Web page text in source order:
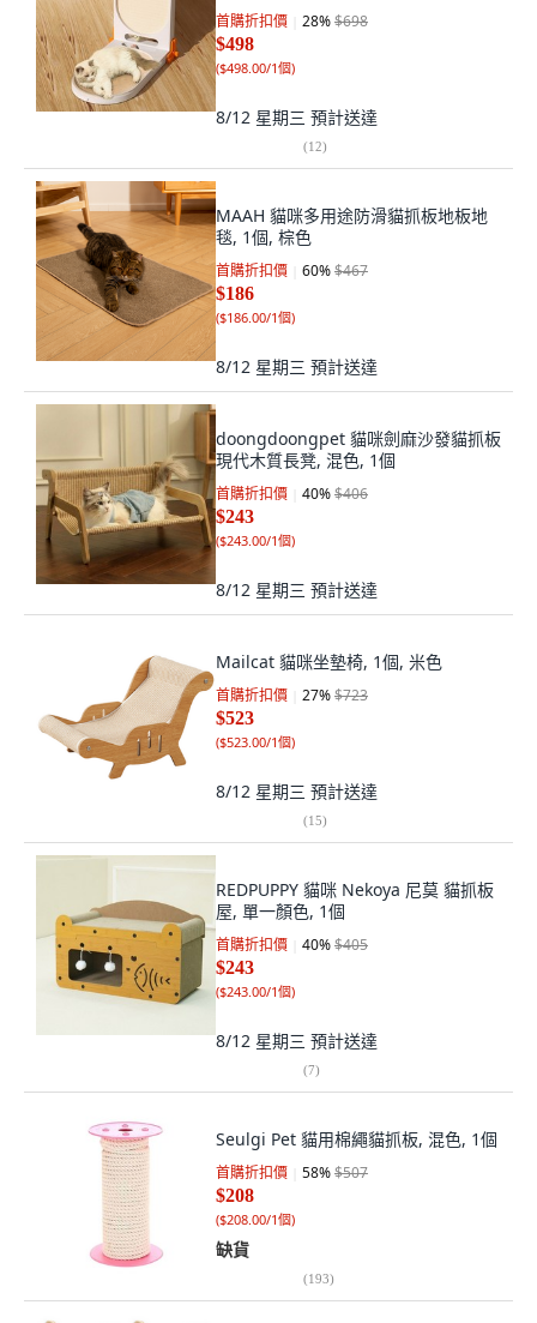
首購折扣價 28%$698
$498
($498.00/1個)
8/12 星期三 預計送達
(12)
MAAH 貓咪多用途防滑貓抓板地板地
毯, 1個, 棕色
首購折扣價 60%$467
$186
($186.00/1個)
8/12 星期三 預計送達
doongdoongpet 貓咪劍麻沙發貓抓板
現代木質長凳, 混色, 1個
首購折扣價 40%$406
$243
($243.00/1個)
8/12 星期三 預計送達
Mailcat 貓咪坐墊椅, 1個, 米色
首購折扣價 27%$723
$523
($523.00/1個)
8/12 星期三 預計送達
(15)
REDPUPPY 貓咪 Nekoya 尼莫 貓抓板
屋, 單一顏色, 1個
首購折扣價 40%$405
$243
($243.00/1個)
8/12 星期三 預計送達
(7)
Seulgi Pet 貓用棉繩貓抓板, 混色, 1個
首購折扣價 58%$507
$208
($208.00/1個)
缺貨
(193)